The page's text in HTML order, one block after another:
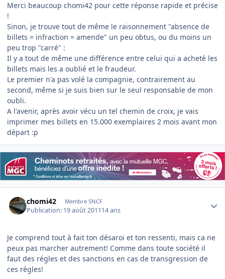
Merci beaucoup chomi42 pour cette réponse rapide et précise
!
Sinon, je trouve tout de même le raisonnement "absence de
billets = infraction = amende" un peu obtus, ou du moins un
peu trop "carré" :
Il y a tout de même une différence entre celui qui a acheté les
billets mais les a oublié et le fraudeur.
Le premier n'a pas volé la compagnie, contrairement au
second, même si je suis bien sur le seul responsable de mon
oubli.
A l'avenir, après avoir vécu un tel chemin de croix, je vais
imprimer mes billets en 15.000 exemplaires 2 mois avant mon
départ :p
chomi42 Membre SNCF
Publication: 19 août 201114 ans
Je comprend tout à fait ton désaroi et ton ressenti, mais ca ne
peux pas marcher autrement! Comme dans toute société il
faut des régles et des sanctions en cas de transgression de
ces régles!